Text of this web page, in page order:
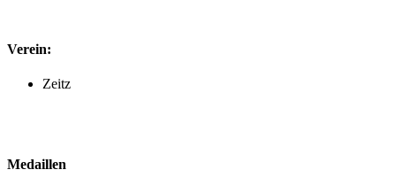
Verein:
Zeitz
Medaillen